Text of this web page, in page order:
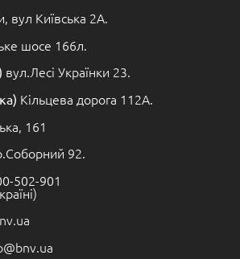
вул Київська 2А.
шосе 166л.
вул.Лесі Українки 23.
Кільцева дорога 112А.
161
92.
502-901